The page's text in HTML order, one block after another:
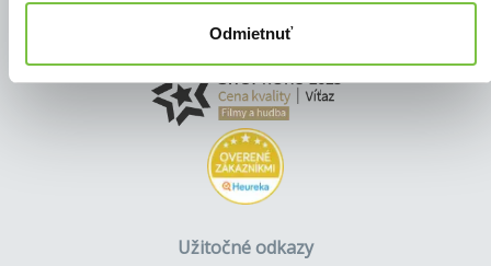
Odmietnuť
Užitočné odkazy